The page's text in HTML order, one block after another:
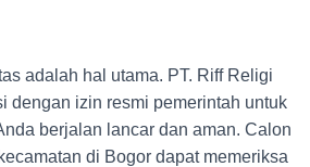
adalah hal utama. PT. Riff Religi
dengan izin resmi pemerintah untuk
berjalan lancar dan aman. Calon
di Bogor dapat memeriksa